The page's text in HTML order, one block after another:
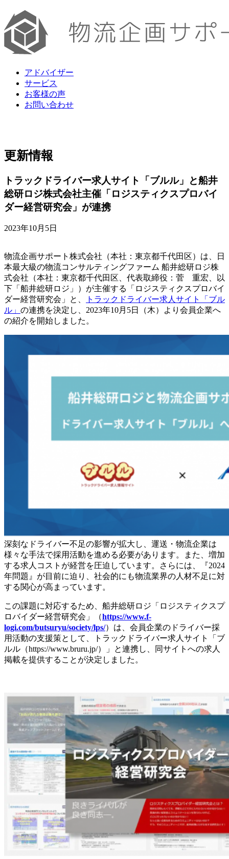
アドバイザー
サービス
お客様の声
お問い合わせ
更新情報
トラックドライバー求人サイト「ブルル」と船井
総研ロジ株式会社主催「ロジスティクスプロバイ
ダー経営研究会」が連携
2023年10月5日
物流企画サポート株式会社（本社：東京都千代田区）は、日
本最大級の物流コンサルティングファーム 船井総研ロジ株
式会社（本社：東京都千代田区、代表取締役：菅 重宏、以
下「船井総研ロジ」）が主催する「ロジスティクスプロバイ
ダー経営研究会」と、
トラックドライバー求人サイト「ブル
ル」 の連携を決定し、2023年10月5日（木）より会員企業へ
の紹介を開始しました。
深刻なドライバー不足の影響が拡大し、運送・物流企業は
様々な手法で採用活動を進める必要があります。また、増加
する求人コストが経営を圧迫しています。さらには、『2024
年問題』が目前に迫り、社会的にも物流業界の人材不足に対
する関心が高まっています。
この課題に対応するため、船井総研ロジ「ロジスティクスプ
ロバイダー経営研究会」（https://www.f-
logi.com/butsuryu/society/lps/）は、会員企業のドライバー採
用活動の支援策として、トラックドライバー求人サイト「ブ
ルル（https://www.bruru.jp/）」と連携し、同サイトへの求人
掲載を提供することが決定しました。